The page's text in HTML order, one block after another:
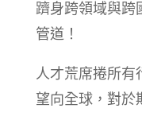
躋身跨領域與跨
管道！
人才荒席捲所有
望向全球，對於